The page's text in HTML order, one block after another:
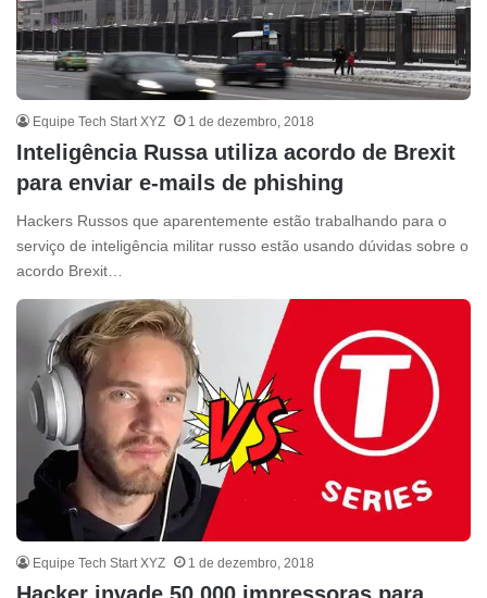
Equipe Tech Start XYZ 1 de dezembro, 2018
Inteligência Russa utiliza acordo de Brexit
para enviar e-mails de phishing
Hackers Russos que aparentemente estão trabalhando para o
serviço de inteligência militar russo estão usando dúvidas sobre o
acordo Brexit…
Equipe Tech Start XYZ 1 de dezembro, 2018